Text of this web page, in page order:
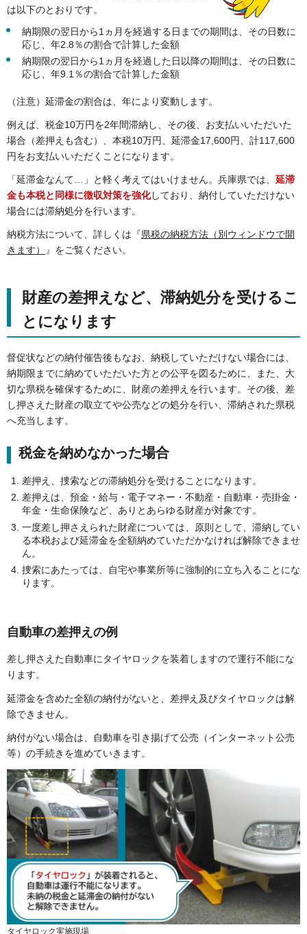
は以下のとおりです。
納期限の翌日から1ヵ月を経過する日までの期間は、その日数に
応じ、年2.8％の割合で計算した金額
納期限の翌日から1ヵ月を経過した日以降の期間は、その日数に
応じ、年9.1％の割合で計算した金額
（注意）延滞金の割合は、年により変動します。
例えば、税金10万円を2年間滞納し、その後、お支払いいただいた
場合（差押えも含む）、本税10万円、延滞金17,600円、計117,600
円をお支払いいただくことになります。
「延滞金なんて…」と軽く考えてはいけません。兵庫県では、 延滞
金も本税と同様に徴収対策を強化しており、納付していただけない
場合には滞納処分を行います。
納税方法について、詳しくは『県税の納税方法（別ウィンドウで開
きます）
』をご覧ください。
財産の差押えなど、滞納処分を受けるこ
とになります
督促状などの納付催告後もなお、納税していただけない場合には、
納期限までに納めていただいた方との公平を図るために、また、大
切な県税を確保するために、財産の差押えを行います。その後、差
し押さえた財産の取立てや公売などの処分を行い、滞納された県税
へ充当します。
税金を納めなかった場合
差押え、捜索などの滞納処分を受けることになります。
差押えは、預金・給与・電子マネー・不動産・自動車・売掛金・
年金・生命保険など、ありとあらゆる財産が対象です。
一度差し押さえられた財産については、原則として、滞納してい
る本税および延滞金を全額納めていただかなければ解除できませ
ん。
捜索にあたっては、自宅や事業所等に強制的に立ち入ることにな
ります。
自動車の差押えの例
差し押さえた自動車にタイヤロックを装着しますので運行不能にな
ります。
延滞金を含めた全額の納付がないと、差押え及びタイヤロックは解
除できません。
納付がない場合は、自動車を引き揚げて公売（インターネット公売
等）の手続きを進めていきます。
タイヤロック実施現場